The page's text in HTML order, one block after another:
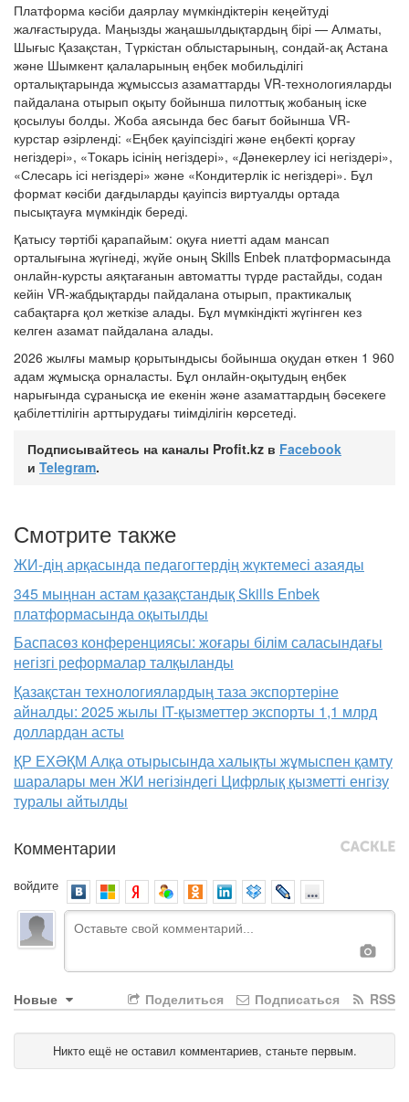
Платформа кәсіби даярлау мүмкіндіктерін кеңейтуді
жалғастыруда. Маңызды жаңашылдықтардың бірі — Алматы,
Шығыс Қазақстан, Түркістан облыстарының, сондай-ақ Астана
және Шымкент қалаларының еңбек мобильділігі
орталықтарында жұмыссыз азаматтарды VR-технологияларды
пайдалана отырып оқыту бойынша пилоттық жобаның іске
қосылуы болды. Жоба аясында бес бағыт бойынша VR-
курстар әзірленді: «Еңбек қауіпсіздігі және еңбекті қорғау
негіздері», «Токарь ісінің негіздері», «Дәнекерлеу ісі негіздері»,
«Слесарь ісі негіздері» және «Кондитерлік іс негіздері». Бұл
формат кәсіби дағдыларды қауіпсіз виртуалды ортада
пысықтауға мүмкіндік береді.
Қатысу тәртібі қарапайым: оқуға ниетті адам мансап
орталығына жүгінеді, жүйе оның Skills Enbek платформасында
онлайн-курсты аяқтағанын автоматты түрде растайды, содан
кейін VR-жабдықтарды пайдалана отырып, практикалық
сабақтарға қол жеткізе алады. Бұл мүмкіндікті жүгінген кез
келген азамат пайдалана алады.
2026 жылғы мамыр қорытындысы бойынша оқудан өткен 1 960
адам жұмысқа орналасты. Бұл онлайн-оқытудың еңбек
нарығында сұранысқа ие екенін және азаматтардың бәсекеге
қабілеттілігін арттырудағы тиімділігін көрсетеді.
Подписывайтесь на каналы Profit.kz в Facebook
и Telegram.
Смотрите также
ЖИ-дің арқасында педагогтердің жүктемесі азаяды
345 мыңнан астам қазақстандық Skills Enbek
платформасында оқытылды
Баспасөз конференциясы: жоғары білім саласындағы
негізгі реформалар талқыланды
Қазақстан технологиялардың таза экспортеріне
айналды: 2025 жылы IT-қызметтер экспорты 1,1 млрд
доллардан асты
ҚР ЕХӘҚМ Алқа отырысында халықты жұмыспен қамту
шаралары мен ЖИ негізіндегі Цифрлық қызметті енгізу
туралы айтылды
Комментарии
войдите
Новые RSS
Подписаться
Поделиться
Никто ещё не оставил комментариев, станьте первым.